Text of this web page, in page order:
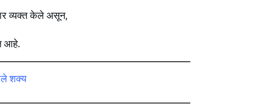
व्यक्त केले असून,
आहे.
शक्य